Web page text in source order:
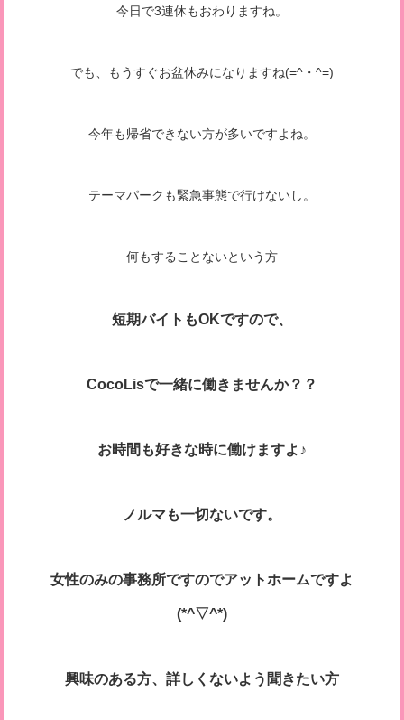
今日で3連休もおわりますね。
でも、もうすぐお盆休みになりますね(=^・^=)
今年も帰省できない方が多いですよね。
テーマパークも緊急事態で行けないし。
何もすることないという方
短期バイトもOKですので、
CocoLisで一緒に働きませんか？？
お時間も好きな時に働けますよ♪
ノルマも一切ないです。
女性のみの事務所ですのでアットホームですよ
(*^▽^*)
興味のある方、詳しくないよう聞きたい方